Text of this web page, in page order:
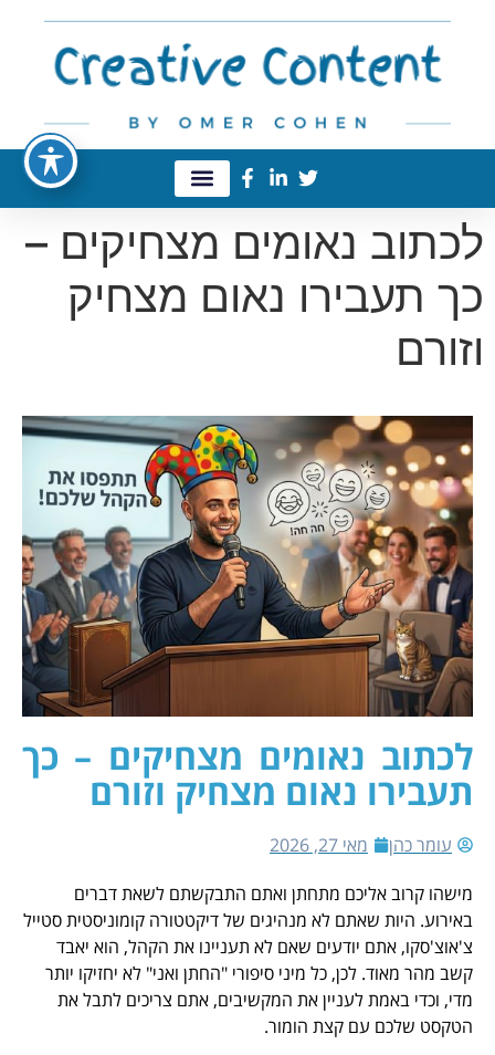
לכתוב נאומים מצחיקים –
כך תעבירו נאום מצחיק
וזורם
לכתוב נאומים מצחיקים – כך
תעבירו נאום מצחיק וזורם
עומר כהן
מאי 27, 2026
מישהו קרוב אליכם מתחתן ואתם התבקשתם לשאת דברים
באירוע. היות שאתם לא מנהיגים של דיקטטורה קומוניסטית סטייל
צ'אוצ'סקו, אתם יודעים שאם לא תעניינו את הקהל, הוא יאבד
קשב מהר מאוד. לכן, כל מיני סיפורי "החתן ואני" לא יחזיקו יותר
מדי, וכדי באמת לעניין את המקשיבים, אתם צריכים לתבל את
הטקסט שלכם עם קצת הומור.